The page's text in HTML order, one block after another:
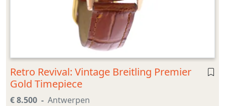
Retro Revival: Vintage Breitling Premier
Gold Timepiece
€ 8.500 Antwerpen